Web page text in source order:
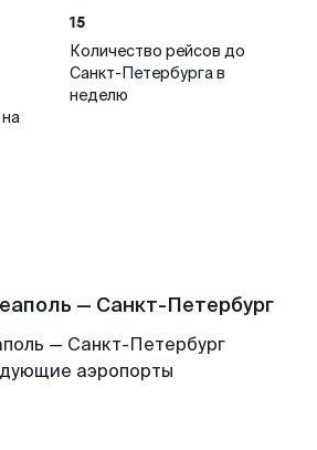
15
Количество рейсов до
Санкт-Петербурга в
неделю
— Санкт-Петербург
— Санкт-Петербург
аэропорты